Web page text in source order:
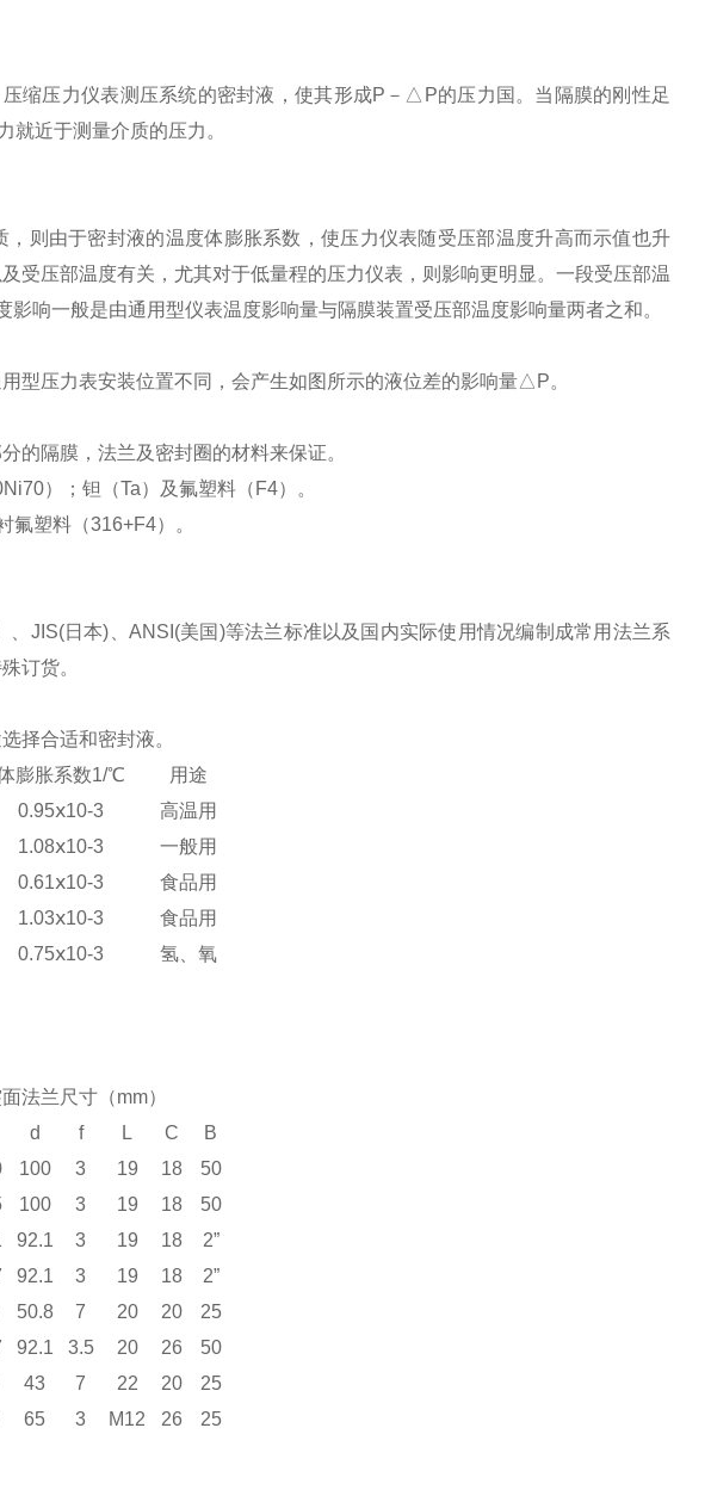
缩压力仪表测压系统的密封液，使其形成P－△P的压力国。当隔膜的刚性足
近于测量介质的压力。
则由于密封液的温度体膨胀系数，使压力仪表随受压部温度升高而示值也升
受压部温度有关，尤其对于低量程的压力仪表，则影响更明显。一段受压部温
响一般是由通用型仪表温度影响量与隔膜装置受压部温度影响量两者之和。
型压力表安装位置不同，会产生如图所示的液位差的影响量△P。
的隔膜，法兰及密封圈的材料来保证。
）
；钽（Ta）及氟塑料（F4）。
塑料（316+F4）。
JIS(日本)、ANSI(美国)等法兰标准以及国内实际使用情况编制成常用法兰系
订货。
择合适和密封液。
膨胀系数1/℃
用途
0.95ⅹ10-3
高温用
1.08ⅹ10-3
一般用
0.61ⅹ10-3
食品用
1.03ⅹ10-3
食品用
0.75ⅹ10-3 氢、氧
法兰尺寸（mm）
d f L C B
100 3 19 18
50
100 3 19 18
50
92.1 3 19 18 2”
92.1 3 19 18 2”
50.8 7 20 20
25
92.1 3.5 20 26
50
43 7 22 20
25
65 3 M12 26
25